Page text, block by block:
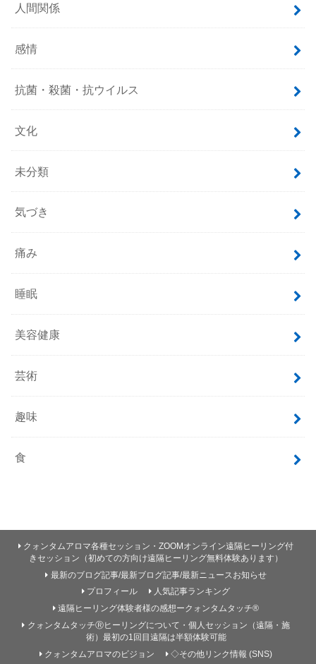
人間関係
感情
抗菌・殺菌・抗ウイルス
文化
未分類
気づき
痛み
睡眠
美容健康
芸術
趣味
食
クォンタムアロマ各種セッション・ZOOMオンライン遠隔ヒーリング付
きセッション（初めての方向け遠隔ヒーリング無料体験あります）
最新のブログ記事/最新ブログ記事/最新ニュースお知らせ
プロフィール
人気記事ランキング
遠隔ヒーリング体験者様の感想ークォンタムタッチ®
クォンタムタッチⓇヒーリングについて・個人セッション（遠隔・施
術）最初の1回目遠隔は半額体験可能
クォンタムアロマのビジョン
◇その他リンク情報 (SNS)